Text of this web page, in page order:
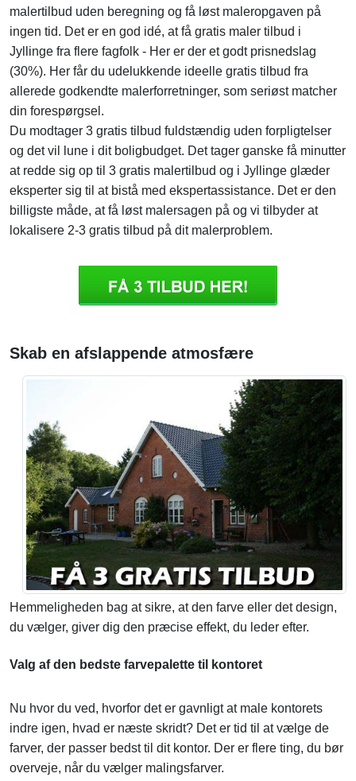
malertilbud uden beregning og få løst maleropgaven på
ingen tid. Det er en god idé, at få gratis maler tilbud i
Jyllinge fra flere fagfolk - Her er der et godt prisnedslag
(30%). Her får du udelukkende ideelle gratis tilbud fra
allerede godkendte malerforretninger, som seriøst matcher
din forespørgsel.
Du modtager 3 gratis tilbud fuldstændig uden forpligtelser
og det vil lune i dit boligbudget. Det tager ganske få minutter
at redde sig op til 3 gratis malertilbud og i Jyllinge glæder
eksperter sig til at bistå med ekspertassistance. Det er den
billigste måde, at få løst malersagen på og vi tilbyder at
lokalisere 2-3 gratis tilbud på dit malerproblem.
Skab en afslappende atmosfære
Hemmeligheden bag at sikre, at den farve eller det design,
du vælger, giver dig den præcise effekt, du leder efter.
Valg af den bedste farvepalette til kontoret
Nu hvor du ved, hvorfor det er gavnligt at male kontorets
indre igen, hvad er næste skridt? Det er tid til at vælge de
farver, der passer bedst til dit kontor. Der er flere ting, du bør
overveje, når du vælger malingsfarver.